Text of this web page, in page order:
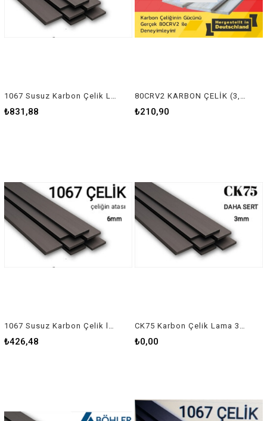
1067 Susuz Karbon Çelik Lama 4mm
₺831,88
80CRV2 KARBON ÇELİK (3,85MM)
₺210,90
₺426,48 ₺0,00